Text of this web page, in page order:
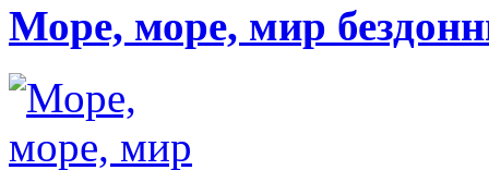
Море, море, мир